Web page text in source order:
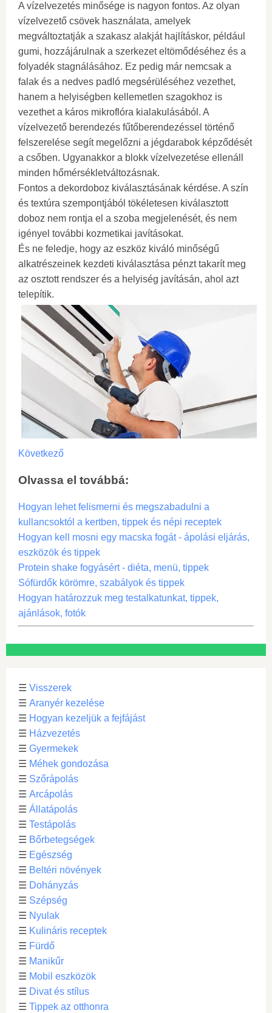
A vízelvezetés minősége is nagyon fontos. Az olyan
vízelvezető csövek használata, amelyek
megváltoztatják a szakasz alakját hajlításkor, például
gumi, hozzájárulnak a szerkezet eltömődéséhez és a
folyadék stagnálásához. Ez pedig már nemcsak a
falak és a nedves padló megsérüléséhez vezethet,
hanem a helyiségben kellemetlen szagokhoz is
vezethet a káros mikroflóra kialakulásából. A
vízelvezető berendezés fűtőberendezéssel történő
felszerelése segít megelőzni a jégdarabok képződését
a csőben. Ugyanakkor a blokk vízelvezetése ellenáll
minden hőmérsékletváltozásnak.
Fontos a dekordoboz kiválasztásának kérdése. A szín
és textúra szempontjából tökéletesen kiválasztott
doboz nem rontja el a szoba megjelenését, és nem
igényel további kozmetikai javításokat.
És ne feledje, hogy az eszköz kiváló minőségű
alkatrészeinek kezdeti kiválasztása pénzt takarít meg
az osztott rendszer és a helyiség javításán, ahol azt
telepítik.
Következő
Olvassa el továbbá:
Hogyan lehet felismerni és megszabadulni a
kullancsoktól a kertben, tippek és népi receptek
Hogyan kell mosni egy macska fogát - ápolási eljárás,
eszközök és tippek
Protein shake fogyásért - diéta, menü, tippek
Sófürdők körömre, szabályok és tippek
Hogyan határozzuk meg testalkatunkat, tippek,
ajánlások, fotók
☰ Visszerek
☰ Aranyér kezelése
☰ Hogyan kezeljük a fejfájást
☰ Házvezetés
☰ Gyermekek
☰ Méhek gondozása
☰ Szőrápolás
☰ Arcápolás
☰ Állatápolás
☰ Testápolás
☰ Bőrbetegségek
☰ Egészség
☰ Beltéri növények
☰ Dohányzás
☰ Szépség
☰ Nyulak
☰ Kulináris receptek
☰ Fürdő
☰ Manikűr
☰ Mobil eszközök
☰ Divat és stílus
☰ Tippek az otthonra